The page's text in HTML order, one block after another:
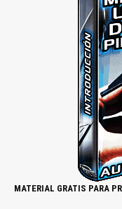
MATERIAL GRATIS PARA